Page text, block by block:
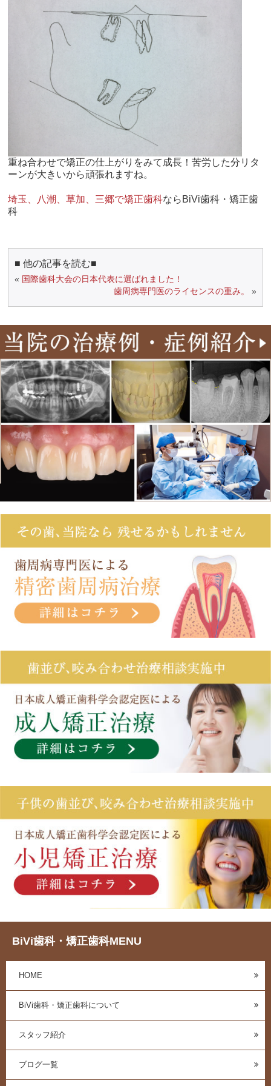
重ね合わせで矯正の仕上がりをみて成長！苦労した分リタ
ーンが大きいから頑張れますね。
埼玉、八潮、草加、三郷で矯正歯科ならBiVi歯科・矯正歯
科
■ 他の記事を読む■
« 国際歯科大会の日本代表に選ばれました！
歯周病専門医のライセンスの重み。
»
BiVi歯科・矯正歯科MENU
HOME
BiVi歯科・矯正歯科について
スタッフ紹介
ブログ一覧